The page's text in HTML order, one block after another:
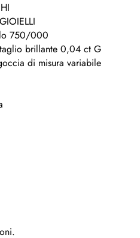
750/000
brillante 0,04 ct G
di misura variabile